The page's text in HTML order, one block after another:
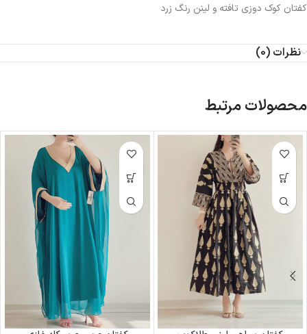
کفتان کوک دوزی تافته و لینن رنگ زرد
نظرات (0)
محصولات مرتبط